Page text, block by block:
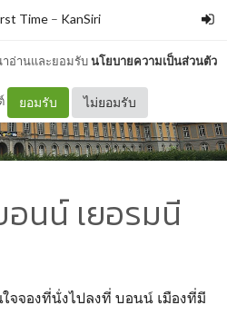
าอ่านและยอมรับนโยบายความเป็นส่วนตัว
ยอมรับ ไม่ยอมรับ
Time– KanSiri
นน์ เยอรมนี
องที่นั่งไปลงที่ บอนน์ เมืองที่มี